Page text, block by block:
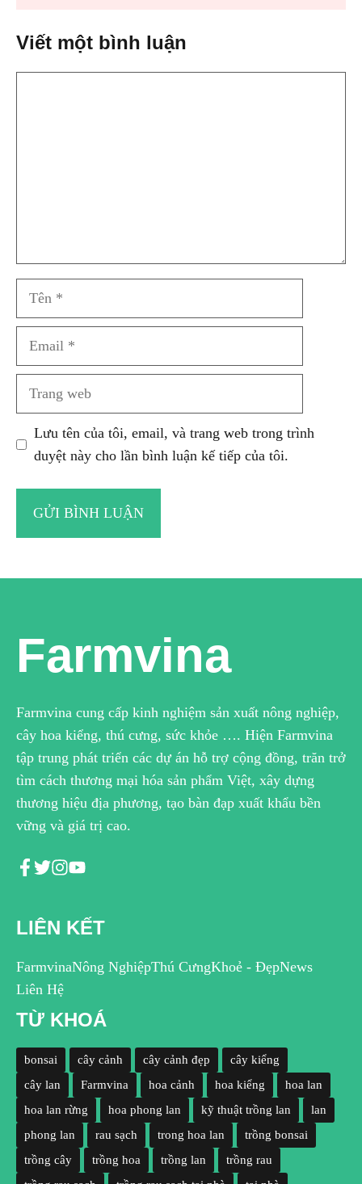
Viết một bình luận
Tên
Email
Trang
Lưu tên của tôi, email, và trang web trong trình
duyệt này cho lần bình luận kế tiếp của tôi.
Farmvina
Farmvina cung cấp kinh nghiệm sản xuất nông nghiệp,
cây hoa kiểng, thú cưng, sức khỏe …. Hiện Farmvina
tập trung phát triển các dự án hỗ trợ cộng đồng, trăn trở
tìm cách thương mại hóa sản phẩm Việt, xây dựng
thương hiệu địa phương, tạo bàn đạp xuất khẩu bền
vững và giá trị cao.
LIÊN KẾT
FarmvinaNông NghiệpThú CưngKhoẻ - ĐẹpNews
Liên Hệ
TỪ KHOÁ
bonsai cây cảnh cây cảnh đẹp
cây kiểng
cây lan
Farmvina hoa cảnh hoa kiểng
hoa lan
hoa lan rừng
hoa phong lan kỹ thuật trồng lan
lan
phong lan
rau sạch trong hoa lan
trồng bonsai
trồng cây
trồng hoa trồng lan
trồng rau